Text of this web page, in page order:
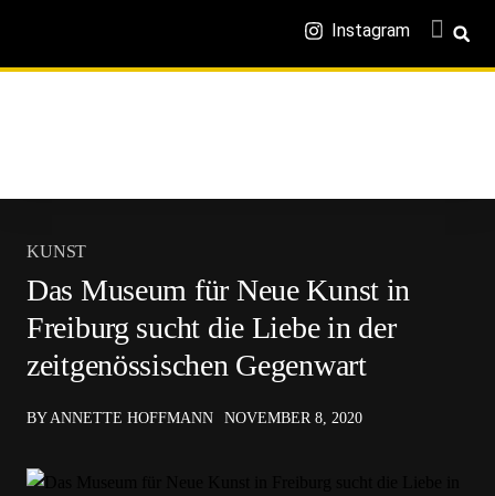
Instagram
KUNST
Das Museum für Neue Kunst in
Freiburg sucht die Liebe in der
zeitgenössischen Gegenwart
BY ANNETTE HOFFMANN NOVEMBER 8, 2020